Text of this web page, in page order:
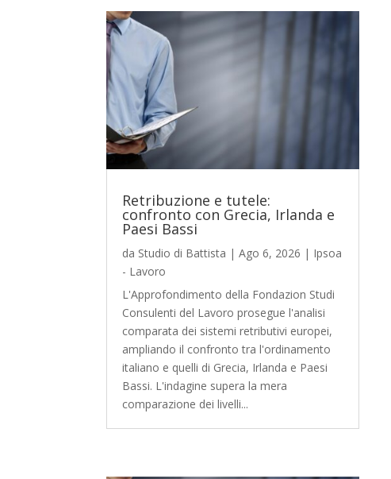
Retribuzione e tutele:
confronto con Grecia, Irlanda e
Paesi Bassi
da Studio di Battista |Ago 6, 2026 | Ipsoa
- Lavoro
L'Approfondimento della Fondazion Studi
Consulenti del Lavoro prosegue l'analisi
comparata dei sistemi retributivi europei,
ampliando il confronto tra l'ordinamento
italiano e quelli di Grecia, Irlanda e Paesi
Bassi. L'indagine supera la mera
comparazione dei livelli...